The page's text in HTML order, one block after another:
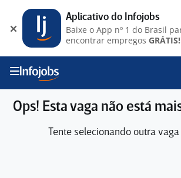
Ops! Esta vaga não está
Tente selecionando outra
Aplicativo do Infojobs
Baixe o App nº 1 do Brasil
encontrar empregos